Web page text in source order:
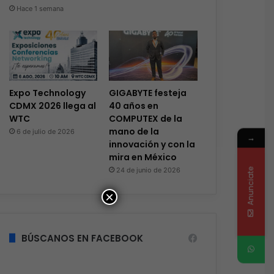
Hace 1 semana
Expo Technology
CDMX 2026 llega al
WTC
6 de julio de 2026
GIGABYTE festeja
40 años en
COMPUTEX de la
mano de la
innovación y con la
mira en México
24 de junio de 2026
BÚSCANOS EN FACEBOOK
×
→
Anunciate